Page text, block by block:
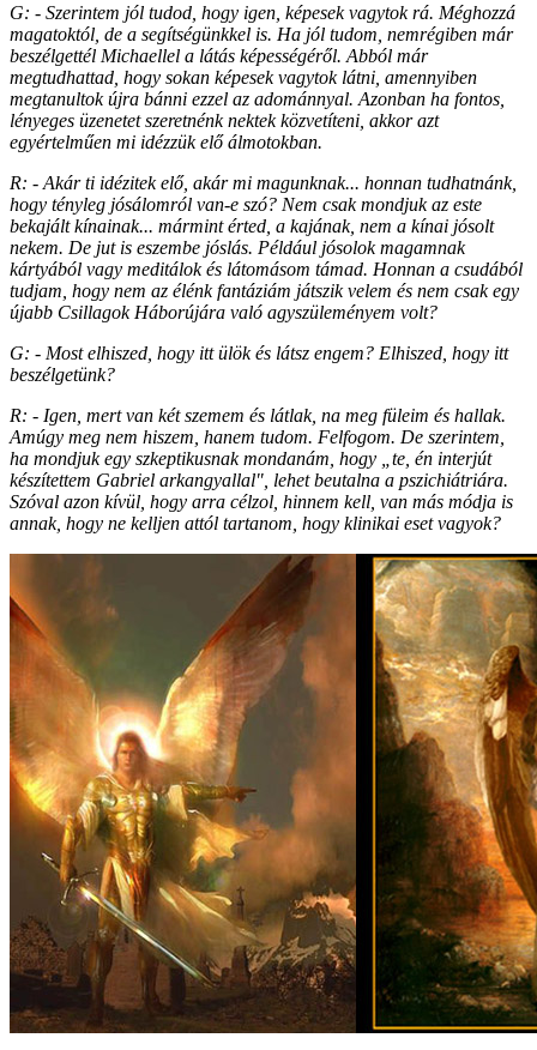
G: - Szerintem jól tudod, hogy igen, képesek vagytok rá. Méghozzá
magatoktól, de a segítségünkkel is. Ha jól tudom, nemrégiben már
beszélgettél Michaellel a látás képességéről. Abból már
megtudhattad, hogy sokan képesek vagytok látni, amennyiben
megtanultok újra bánni ezzel az adománnyal. Azonban ha fontos,
lényeges üzenetet szeretnénk nektek közvetíteni, akkor azt
egyértelműen mi idézzük elő álmotokban.
R: - Akár ti idézitek elő, akár mi magunknak... honnan tudhatnánk,
hogy tényleg jósálomról van-e szó? Nem csak mondjuk az este
bekajált kínainak... mármint érted, a kajának, nem a kínai jósolt
nekem. De jut is eszembe jóslás. Például jósolok magamnak
kártyából vagy meditálok és látomásom támad. Honnan a csudából
tudjam, hogy nem az élénk fantáziám játszik velem és nem csak egy
újabb Csillagok Háborújára való agyszüleményem volt?
G: - Most elhiszed, hogy itt ülök és látsz engem? Elhiszed, hogy itt
beszélgetünk?
R: - Igen, mert van két szemem és látlak, na meg füleim és hallak.
Amúgy meg nem hiszem, hanem tudom. Felfogom. De szerintem,
ha mondjuk egy szkeptikusnak mondanám, hogy „te, én interjút
készítettem Gabriel arkangyallal", lehet beutalna a pszichiátriára.
Szóval azon kívül, hogy arra célzol, hinnem kell, van más módja is
annak, hogy ne kelljen attól tartanom, hogy klinikai eset vagyok?